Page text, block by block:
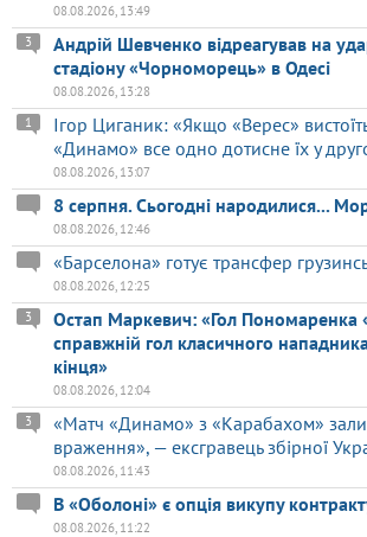
08.08.2026, 13:49
Андрій Шевченко відреагував на
стадіону «Чорноморець» в Одесі
3
08.08.2026, 13:28
Ігор Циганик: «Якщо «Верес»
«Динамо» все одно дотисне їх у
1
08.08.2026, 13:07
8 серпня. Сьогодні народилися...
08.08.2026, 12:46
«Барселона» готує трансфер
08.08.2026, 12:25
Остап Маркевич: «Гол Пономаренка
справжній гол класичного
кінця»
3
08.08.2026, 12:04
«Матч «Динамо» з «Карабахом»
враження», — ексгравець збірної
3
08.08.2026, 11:43
В «Оболоні» є опція викупу
08.08.2026, 11:22